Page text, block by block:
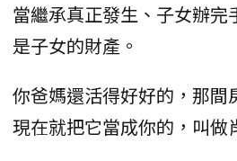
當繼承真正發生、子女辦完
是子女的財產。
你爸媽還活得好好的，那間
現在就把它當成你的，叫做